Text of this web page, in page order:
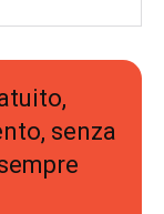
senza